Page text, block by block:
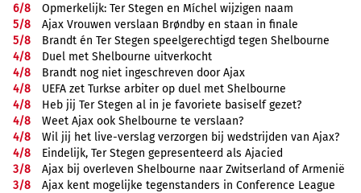
6/8
Opmerkelijk: Ter Stegen en Míchel wijzigen naam
5/8
Ajax Vrouwen verslaan Brøndby en staan in finale
5/8
Brandt én Ter Stegen speelgerechtigd tegen Shelbourne
4/8
Duel met Shelbourne uitverkocht
4/8
Brandt nog niet ingeschreven door Ajax
4/8
UEFA zet Turkse arbiter op duel met Shelbourne
4/8
Heb jij Ter Stegen al in je favoriete basiself gezet?
4/8
Weet Ajax ook Shelbourne te verslaan?
4/8
Wil jij het live-verslag verzorgen bij wedstrijden van Ajax?
4/8
Eindelijk, Ter Stegen gepresenteerd als Ajacied
3/8
Ajax bij overleven Shelbourne naar Zwitserland of Armenië
3/8
Ajax kent mogelijke tegenstanders in Conference League